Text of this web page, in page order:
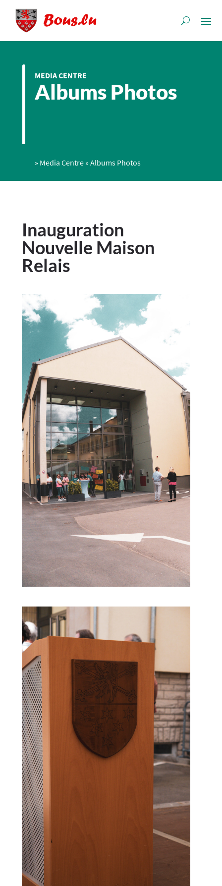
MEDIA CENTRE
Albums Photos
» Media Centre » Albums Photos
Inauguration
Nouvelle Maison
Relais